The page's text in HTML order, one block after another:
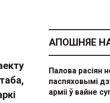
АПОШНЯЕ
Палова расіян
паспяховымі
арміі ў вайне